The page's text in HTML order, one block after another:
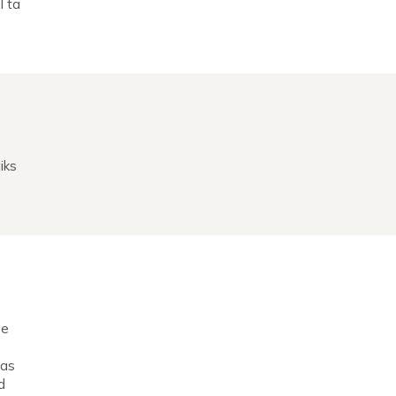
ta